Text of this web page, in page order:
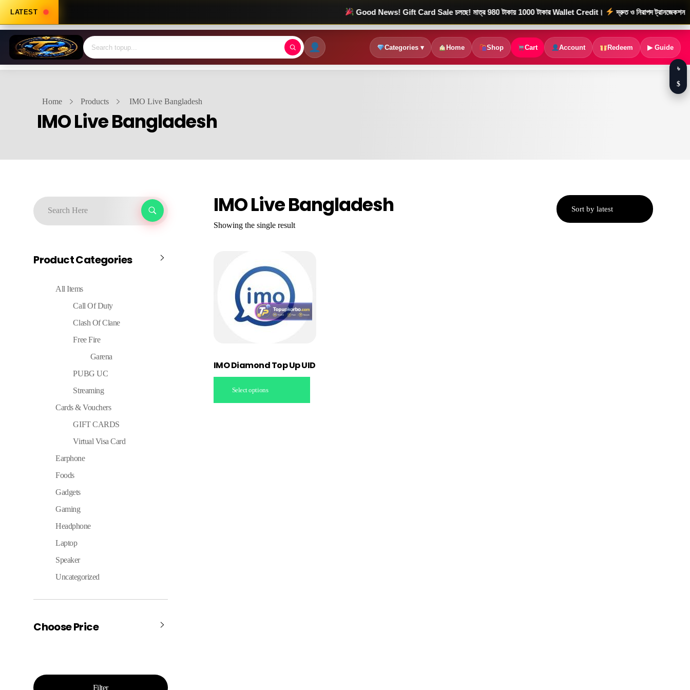
LATEST Good News! Gift Card Sale চলছে! মাত্র 980 টাকায় 1000 টাকার Wallet Credit। দ্রুত ও নিরাপদ ট্রানজেকশন
Categories ▾ Home Shop Cart Account Redeem ▶ Guide
Home Products IMO Live Bangladesh
IMO Live Bangladesh
IMO Live Bangladesh
Showing the single result
IMO Diamond Top Up UID
Select options
Product Categories
All Items
Call Of Duty
Clash Of Clane
Free Fire
Garena
PUBG UC
Streaming
Cards & Vouchers
GIFT CARDS
Virtual Visa Card
Earphone
Foods
Gadgets
Gaming
Headphone
Laptop
Speaker
Uncategorized
Choose Price
Filter
৳
$